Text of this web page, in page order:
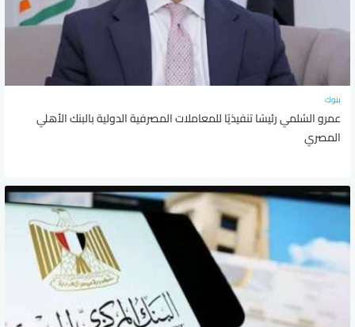
بنوك
عمرو السُلمي رئيسًا تنفيذيًا للمعاملات المصرفية الدولية بالبنك الأهلي
المصري